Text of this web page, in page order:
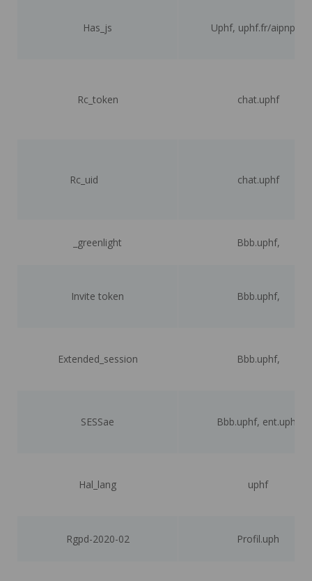
Has_js Uphf, uphf.fr/aipnpdc
Rc_token chat.uphf
Rc_uid chat.uphf
_greenlight Bbb.uphf,
Invite token Bbb.uphf,
Extended_session Bbb.uphf,
SESSae Bbb.uphf, ent.uphf
Hal_lang uphf
Rgpd-2020-02 Profil.uph